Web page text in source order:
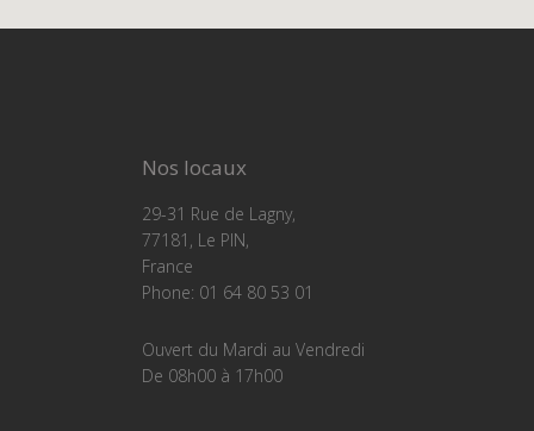
Nos locaux
29-31 Rue de Lagny,
77181, Le PIN,
France
Phone: 01 64 80 53 01
Ouvert du Mardi au Vendredi
De 08h00 à 17h00